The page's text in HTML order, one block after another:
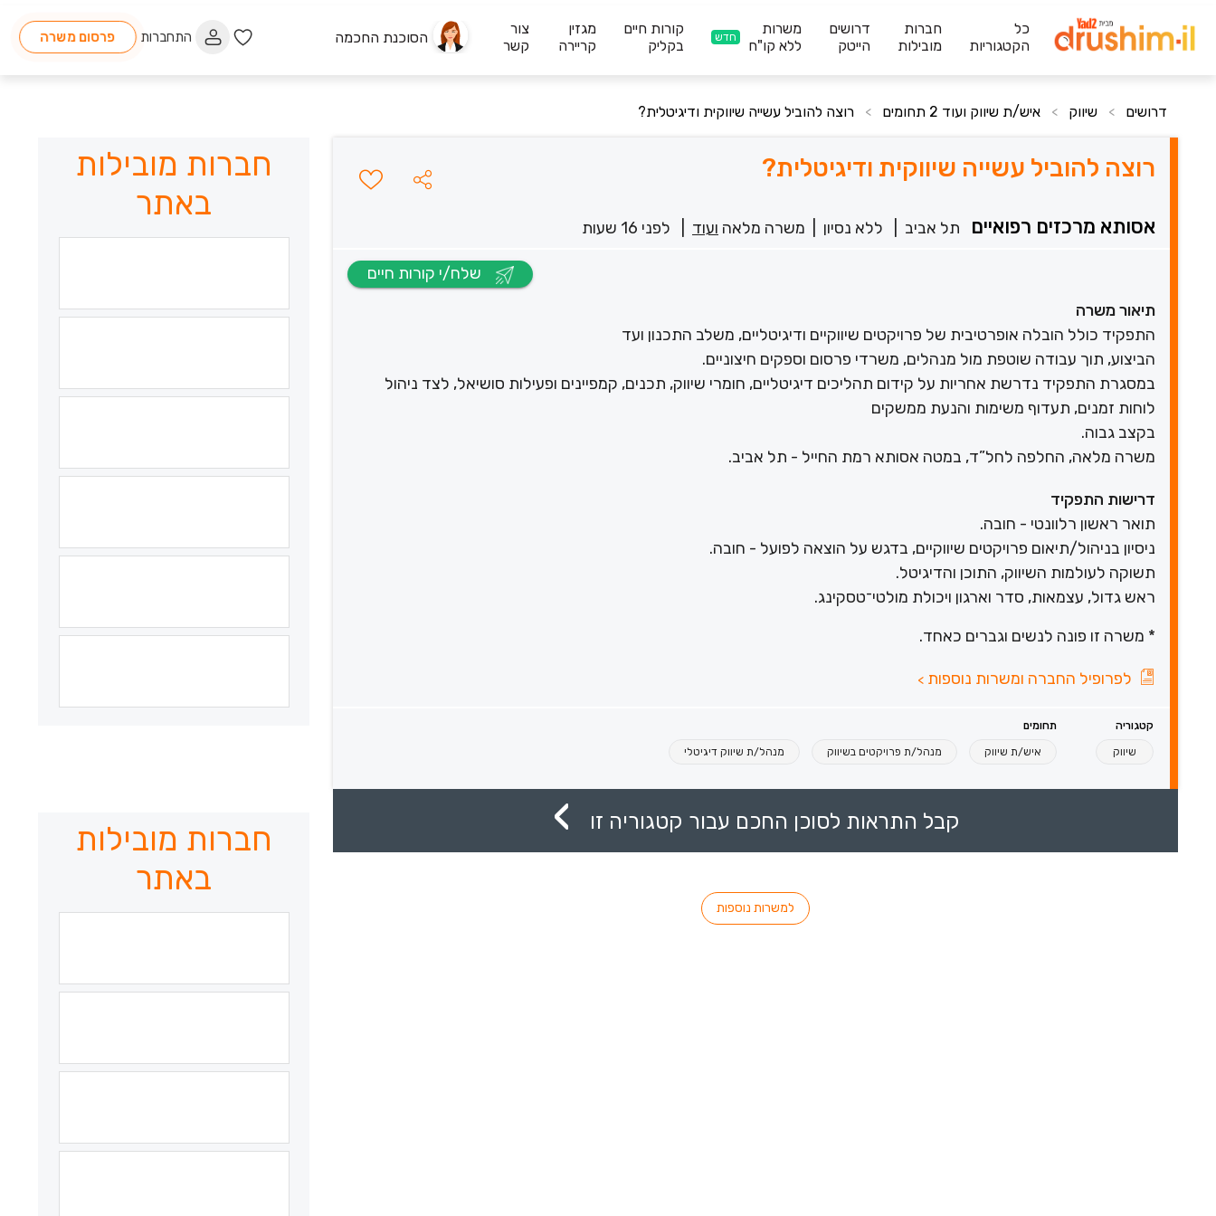
כל
הקטגוריות
חברות
מובילות
דרושים
הייטק
משרות
ללא קו"ח
חדש
קורות חיים
בקליק
מגזין
קריירה
צור
קשר
הסוכנת החכמה התחברות פרסום משרה
דרושים > שיווק > איש/ת שיווק ועוד 2 תחומים > רוצה להוביל עשייה שיווקית ודיגיטלית?
רוצה להוביל עשייה שיווקית ודיגיטלית?
אסותא מרכזים רפואיים תל אביב ללא נסיון משרה מלאה ועוד לפני 16 שעות
תיאור משרה
התפקיד כולל הובלה אופרטיבית של פרויקטים שיווקיים ודיגיטליים, משלב התכנון ועד
הביצוע, תוך עבודה שוטפת מול מנהלים, משרדי פרסום וספקים חיצוניים.
במסגרת התפקיד נדרשת אחריות על קידום תהליכים דיגיטליים, חומרי שיווק, תכנים, קמפיינים ופעילות סושיאל, לצד ניהול
לוחות זמנים, תעדוף משימות והנעת ממשקים
בקצב גבוה.
משרה מלאה, החלפה לחל”ד, במטה אסותא רמת החייל - תל אביב.
דרישות התפקיד
תואר ראשון רלוונטי - חובה.
ניסיון בניהול/תיאום פרויקטים שיווקיים, בדגש על הוצאה לפועל - חובה.
תשוקה לעולמות השיווק, התוכן והדיגיטל.
ראש גדול, עצמאות, סדר וארגון ויכולת מולטי־טסקינג.
* משרה זו פונה לנשים וגברים כאחד.
לפרופיל החברה ומשרות נוספות >
קטגוריה תחומים
שיווק איש/ת שיווק מנהל/ת פרויקטים בשיווק מנהל/ת שיווק דיגיטלי
קבל התראות לסוכן החכם עבור קטגוריה זו
למשרות נוספות
חברות מובילות
באתר
חברות מובילות
באתר